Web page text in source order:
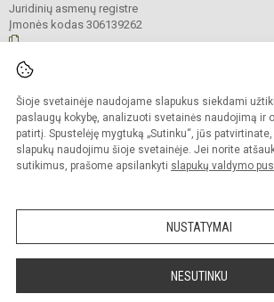
Šioje svetainėje naudojame slapukus siekdami
paslaugų kokybę, analizuoti svetainės naudojimą ir
patirtį. Spustelėję mygtuką „Sutinku“, jūs
slapukų naudojimu šioje svetainėje. Jei norite
sutikimus, prašome apsilankyti slapukų valdymo
NUSTATYMAI
NESUTINKU
Juridinių asmenų registre
Įmonės kodas 306139262
Kopijuoti turinį be raštiško Bukiškio pagrindinės
sutikimo griežtai draudžiama.
Prieinamumo paraiška Slapukų
Sumanus būdas atnaujinti